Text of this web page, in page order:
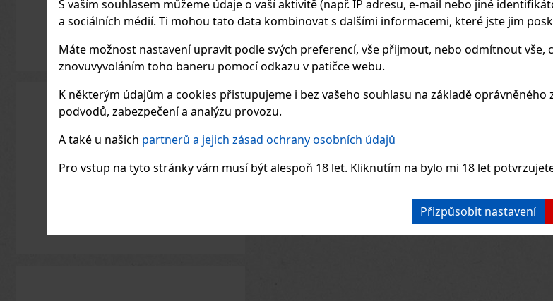
S vaším souhlasem můžeme údaje o vaší aktivitě (např. IP adresu, e-mail nebo jiné
a sociálních médií. Ti mohou tato data kombinovat s dalšími informacemi, které jste jim
Máte možnost nastavení upravit podle svých preferencí, vše přijmout, nebo odmítnout
znovuvyvoláním toho baneru pomocí odkazu v patičce webu.
K některým údajům a cookies přistupujeme i bez vašeho souhlasu na základě
podvodů, zabezpečení a analýzu provozu.
A také u našich partnerů a jejich zásad ochrany osobních údajů
Pro vstup na tyto stránky vám musí být alespoň 18 let. Kliknutím na bylo mi 18 let
Přizpůsobit nastavení